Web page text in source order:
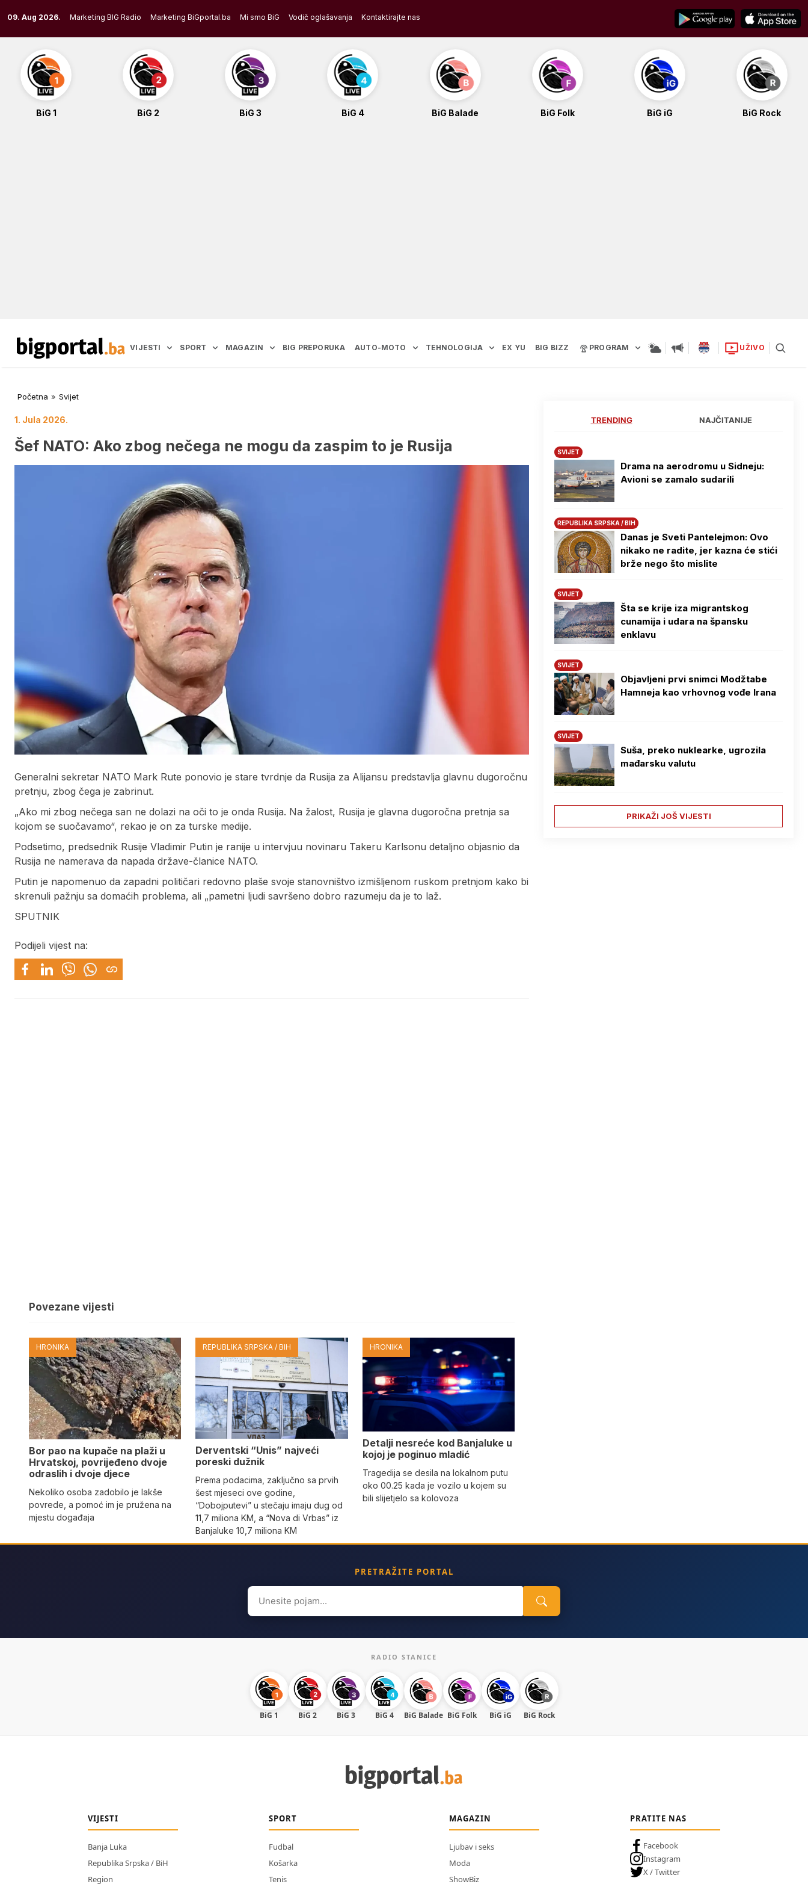
to
content
09. Aug 2026. Marketing BIG Radio Marketing BiGportal.ba Mi smo BiG Vodič oglašavanja Kontaktirajte nas
BiG 1 BiG 2 BiG 3 BiG 4 BiG Balade BiG Folk BiG iG BiG Rock
VIJESTI SPORT MAGAZIN BIG PREPORUKA AUTO-MOTO TEHNOLOGIJA EX YU BIG BIZZ PROGRAM UŽIVO
Početna » Svijet
1. Jula 2026.
Šef NATO: Ako zbog nečega ne mogu da zaspim to je Rusija
Generalni sekretar NATO Mark Rute ponovio je stare tvrdnje da Rusija za Alijansu predstavlja glavnu dugoročnu
pretnju, zbog čega je zabrinut.
„Ako mi zbog nečega san ne dolazi na oči to je onda Rusija. Na žalost, Rusija je glavna dugoročna pretnja sa
kojom se suočavamo“, rekao je on za turske medije.
Podsetimo, predsednik Rusije Vladimir Putin je ranije u intervjuu novinaru Takeru Karlsonu detaljno objasnio da
Rusija ne namerava da napada države-članice NATO.
Putin je napomenuo da zapadni političari redovno plaše svoje stanovništvo izmišljenom ruskom pretnjom kako bi
skrenuli pažnju sa domaćih problema, ali „pametni ljudi savršeno dobro razumeju da je to laž.
SPUTNIK
Podijeli vijest na:
Povezane vijesti
HRONIKA
Bor pao na kupače na plaži u
Hrvatskoj, povrijeđeno dvoje
odraslih i dvoje djece
Nekoliko osoba zadobilo je lakše
povrede, a pomoć im je pružena na
mjestu događaja
REPUBLIKA SRPSKA / BIH
Derventski “Unis” najveći
poreski dužnik
Prema podacima, zaključno sa prvih
šest mjeseci ove godine,
“Dobojputevi” u stečaju imaju dug od
11,7 miliona KM, a “Nova di Vrbas” iz
Banjaluke 10,7 miliona KM
HRONIKA
Detalji nesreće kod Banjaluke u
kojoj je poginuo mladić
Tragedija se desila na lokalnom putu
oko 00.25 kada je vozilo u kojem su
bili slijetjelo sa kolovoza
TRENDING NAJČITANIJE
SVIJET
Drama na aerodromu u Sidneju:
Avioni se zamalo sudarili
REPUBLIKA SRPSKA / BIH
Danas je Sveti Pantelejmon: Ovo
nikako ne radite, jer kazna će stići
brže nego što mislite
SVIJET
Šta se krije iza migrantskog
cunamija i udara na špansku
enklavu
SVIJET
Objavljeni prvi snimci Modžtabe
Hamneja kao vrhovnog vođe Irana
SVIJET
Suša, preko nuklearke, ugrozila
mađarsku valutu
PRIKAŽI JOŠ VIJESTI
PRETRAŽITE PORTAL
Search
for:
RADIO STANICE
BiG 1 BiG 2 BiG 3 BiG 4 BiG Balade BiG Folk BiG iG BiG Rock
VIJESTI
Banja Luka
Republika Srpska / BiH
Region
SPORT
Fudbal
Košarka
Tenis
MAGAZIN
Ljubav i seks
Moda
ShowBiz
PRATITE NAS
Facebook
Instagram
X / Twitter